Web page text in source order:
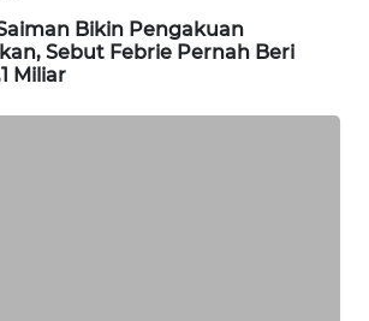
Bikin Pengakuan
Sebut Febrie Pernah Beri
Miliar